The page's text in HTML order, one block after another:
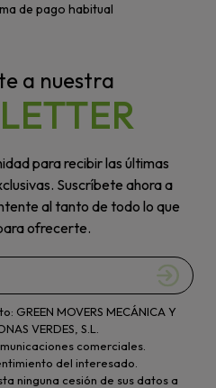
de pago habitual
a nuestra
para recibir las últimas
Suscríbete ahora a
al tanto de todo lo que
ofrecerte.
GREEN MOVERS MECÁNICA Y
VERDES, S.L.
comerciales.
del interesado.
ninguna cesión de sus datos a